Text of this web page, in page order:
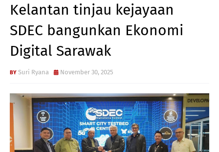
Kelantan tinjau kejayaan
SDEC bangunkan Ekonomi
Digital Sarawak
Suri Ryana November 30, 2025